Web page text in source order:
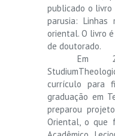
publicado o livro
parusia:
oriental. O livro
de doutorado.
Em
currículo para
graduação em
preparou
Oriental, o que